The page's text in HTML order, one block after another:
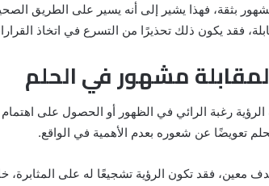
بثقة، فهذا يشير إلى أنه يسير على الطريق
فقد يكون ذلك تحذيرًا من التسرع في اتخاذ
لمقابلة مشهور في الحلم
رغبة الرائي في الظهور أو الحصول على
تعويضًا عن شعوره بعدم الأهمية في الواقع.
معين، فقد تكون الرؤية تشجيعًا له على المثابرة،